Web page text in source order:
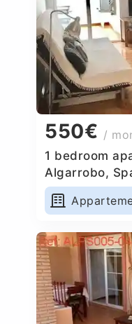
550€ /
1 bedroom
Algarrobo,